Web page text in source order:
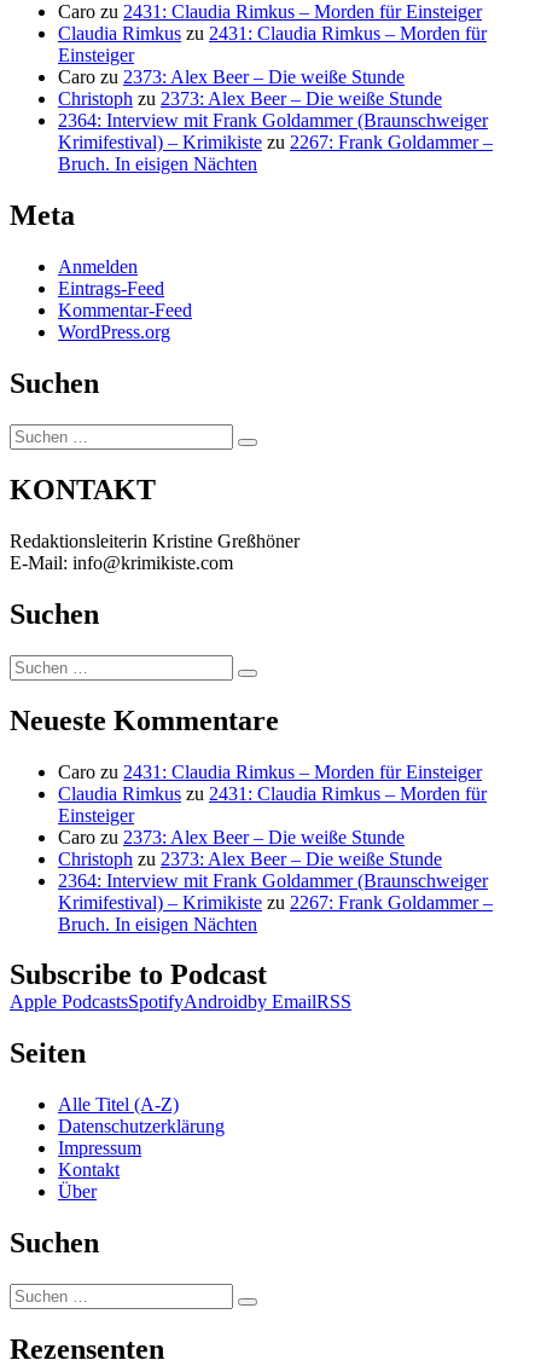
Caro zu 2431: Claudia Rimkus – Morden für Einsteiger
Claudia Rimkus zu 2431: Claudia Rimkus – Morden für
Einsteiger
Caro zu 2373: Alex Beer – Die weiße Stunde
Christoph zu 2373: Alex Beer – Die weiße Stunde
2364: Interview mit Frank Goldammer (Braunschweiger
Krimifestival) – Krimikiste zu 2267: Frank Goldammer –
Bruch. In eisigen Nächten
Meta
Anmelden
Eintrags-Feed
Kommentar-Feed
WordPress.org
Suchen
Suchen
nach:
Suchen
KONTAKT
Redaktionsleiterin Kristine Greßhöner
E-Mail: info@krimikiste.com
Suchen
Suchen
nach:
Suchen
Neueste Kommentare
Caro zu 2431: Claudia Rimkus – Morden für Einsteiger
Claudia Rimkus zu 2431: Claudia Rimkus – Morden für
Einsteiger
Caro zu 2373: Alex Beer – Die weiße Stunde
Christoph zu 2373: Alex Beer – Die weiße Stunde
2364: Interview mit Frank Goldammer (Braunschweiger
Krimifestival) – Krimikiste zu 2267: Frank Goldammer –
Bruch. In eisigen Nächten
Subscribe to Podcast
Apple PodcastsSpotifyAndroidby EmailRSS
Seiten
Alle Titel (A-Z)
Datenschutzerklärung
Impressum
Kontakt
Über
Suchen
Suchen
nach:
Suchen
Rezensenten